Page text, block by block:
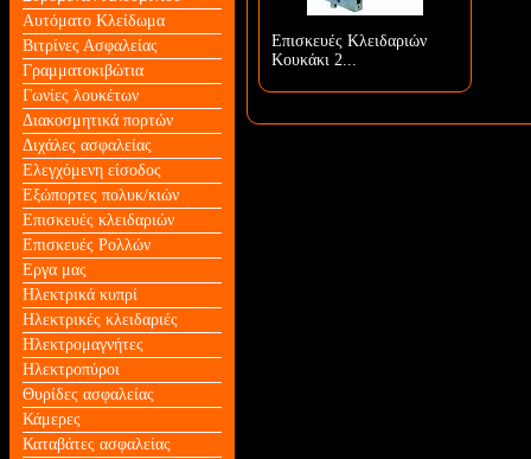
Αυτόματο Κλείδωμα
Βιτρίνες Ασφαλείας
Γραμματοκιβώτια
Γωνίες λουκέτων
Διακοσμητικά πορτών
Διχάλες ασφαλείας
Ελεγχόμενη είσοδος
Εξώπορτες πολυκ/κιών
Επισκευές κλειδαριών
Επισκευές Ρολλών
Εργα μας
Ηλεκτρικά κυπρί
Ηλεκτρικές κλειδαριές
Ηλεκτρομαγνήτες
Ηλεκτροπύροι
Θυρίδες ασφαλείας
Κάμερες
Καταβάτες ασφαλείας
Επισκευές Κλειδαριών
Κουκάκι 2...